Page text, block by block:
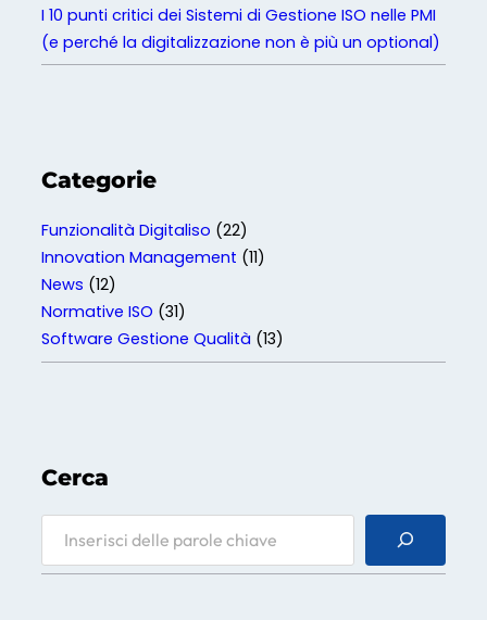
I 10 punti critici dei Sistemi di Gestione ISO nelle PMI
(e perché la digitalizzazione non è più un optional)
Categorie
Funzionalità Digitaliso (22)
Innovation Management (11)
News (12)
Normative ISO (31)
Software Gestione Qualità (13)
Cerca
a